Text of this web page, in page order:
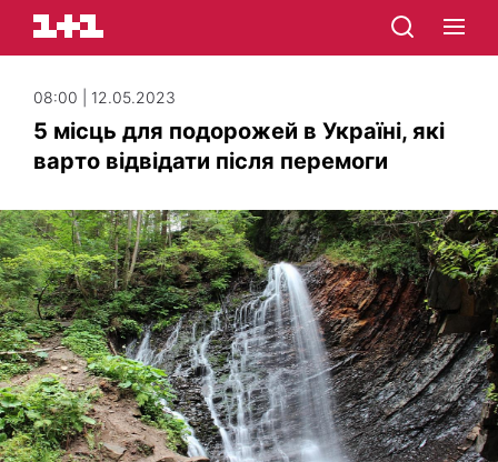
08:00 | 12.05.2023
5 місць для подорожей в Україні, які
варто відвідати після перемоги